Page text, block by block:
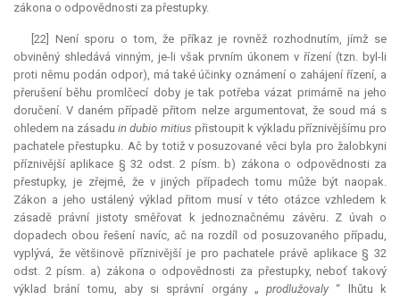
zákona o odpovědnosti za přestupky.
[22] Není sporu o tom, že příkaz je rovněž rozhodnutím, jímž se
obviněný shledává vinným, je-li však prvním úkonem v řízení (tzn. byl-li
proti němu podán odpor), má také účinky oznámení o zahájení řízení, a
přerušení běhu promlčecí doby je tak potřeba vázat primárně na jeho
doručení. V daném případě přitom nelze argumentovat, že soud má s
ohledem na zásaduin dubio mitius přistoupit k výkladu příznivějšímu pro
pachatele přestupku. Ač by totiž v posuzované věci byla pro žalobkyni
příznivější aplikace § 32 odst. 2 písm. b) zákona o odpovědnosti za
přestupky, je zřejmé, že v jiných případech tomu může být naopak.
Zákon a jeho ustálený výklad přitom musí v této otázce vzhledem k
zásadě právní jistoty směřovat k jednoznačnému závěru. Z úvah o
dopadech obou řešení navíc, ač na rozdíl od posuzovaného případu,
vyplývá, že většinově příznivější je pro pachatele právě aplikace § 32
odst. 2 písm. a) zákona o odpovědnosti za přestupky, neboť takový
výklad brání tomu, aby si správní orgány „prodlužovaly “ lhůtu k